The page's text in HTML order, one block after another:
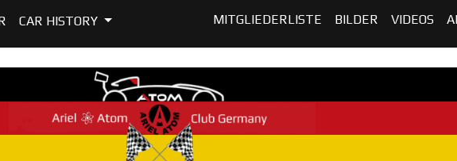
CAR HISTORY MITGLIEDERLISTE BILDER VIDEOS